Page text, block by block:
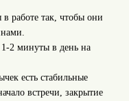
в работе так, чтобы они
2 минуты в день на
есть стабильные
встречи, закрытие